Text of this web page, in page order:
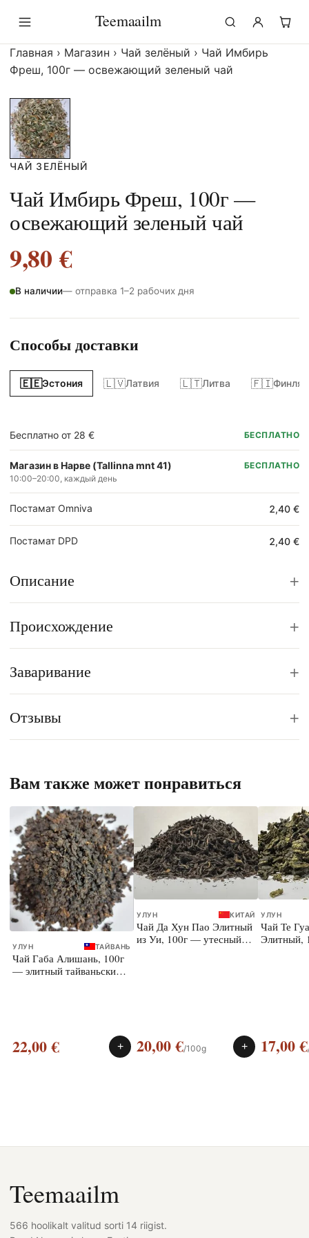
содержимому
Teemaailm
Главная › Магазин › Чай зелёный › Чай Имбирь
Фреш, 100г — освежающий зеленый чай
Описание +
Происхождение +
Заваривание +
Отзывы +
ЧАЙ ЗЕЛЁНЫЙ
Чай Имбирь Фреш, 100г —
освежающий зеленый чай
9,80€
В наличии— отправка 1–2 рабочих дня
Способы доставки
🇪🇪Эстония 🇱🇻Латвия 🇱🇹Литва 🇫🇮
Бесплатно от 28 € БЕСПЛАТНО
Магазин в Нарве (Tallinna mnt 41)
10:00–20:00, каждый день
БЕСПЛАТНО
Постамат Omniva 2,40 €
Постамат DPD 2,40 €
Вам также может понравиться
УЛУН ТАЙВАНЬ
Чай Габа Алишань, 100г
— элитный тайваньский
22,00€ +
УЛУН КИТАЙ
Чай Да Хун Пао Элитный
из Уи, 100г — утесный
20,00€/100g +
УЛУН
Чай Те
Элитный,
17,00€
Teemaailm
566 hoolikalt valitud sorti 14 riigist.